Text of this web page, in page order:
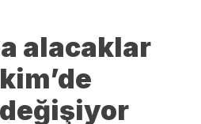
alacaklar